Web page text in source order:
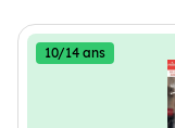
10/14 ans